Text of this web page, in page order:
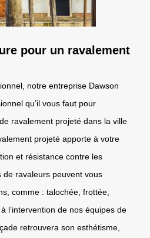
pour un ravalement
notre entreprise Dawson
qu’il vous faut pour
ravalement projeté dans la ville
projeté apporte à votre
et résistance contre les
de ravaleurs peuvent vous
comme : talochée, frottée,
l’intervention de nos équipes de
retrouvera son esthétisme,